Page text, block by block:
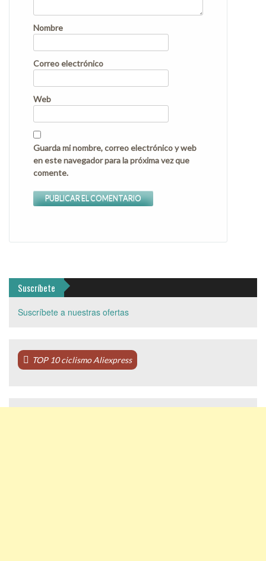
Nombre
Correo electrónico
Web
Guarda mi nombre, correo electrónico y web
en este navegador para la próxima vez que
comente.
Suscríbete
Suscríbete a nuestras ofertas
TOP 10 ciclismo Aliexpress